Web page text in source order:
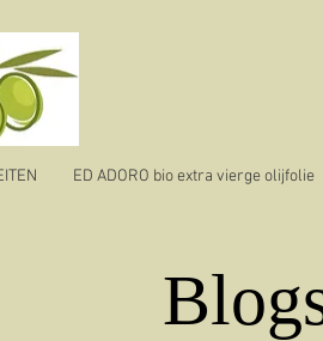
ED ADORO bio extra vierge olijfolie